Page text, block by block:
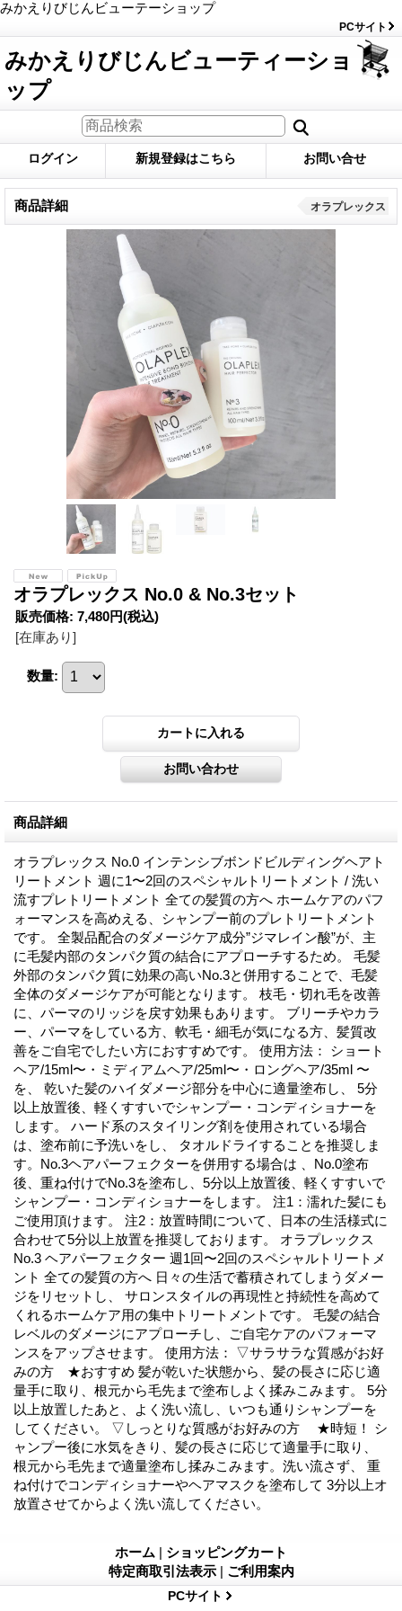
みかえりびじんビューテーショップ
PCサイト
みかえりびじんビューティーショ
ップ
ログイン 新規登録はこちら お問い合せ
商品詳細 オラプレックス
オラプレックス No.0 & No.3セット
販売価格: 7,480円(税込)
[在庫あり]
数量:
商品詳細
オラプレックス No.0 インテンシブボンドビルディングヘアト
リートメント 週に1〜2回のスペシャルトリートメント / 洗い
流すプレトリートメント 全ての髪質の方へ ホームケアのパフ
ォーマンスを高めえる、シャンプー前のプレトリートメント
です。 全製品配合のダメージケア成分”ジマレイン酸”が、主
に毛髪内部のタンパク質の結合にアプローチするため。 毛髪
外部のタンパク質に効果の高いNo.3と併用することで、毛髪
全体のダメージケアが可能となります。 枝毛・切れ毛を改善
に、パーマのリッジを戻す効果もあります。 ブリーチやカラ
ー、パーマをしている方、軟毛・細毛が気になる方、髪質改
善をご自宅でしたい方におすすめです。 使用方法： ショート
ヘア/15ml〜・ミディアムヘア/25ml〜・ロングヘア/35ml 〜
を、 乾いた髪のハイダメージ部分を中心に適量塗布し、 5分
以上放置後、軽くすすいでシャンプー・コンディショナーを
します。 ハード系のスタイリング剤を使用されている場合
は、塗布前に予洗いをし、 タオルドライすることを推奨しま
す。No.3ヘアパーフェクターを併用する場合は 、No.0塗布
後、重ね付けでNo.3を塗布し、5分以上放置後、軽くすすいで
シャンプー・コンディショナーをします。 注1：濡れた髪にも
ご使用頂けます。 注2：放置時間について、日本の生活様式に
合わせて5分以上放置を推奨しております。 オラプレックス
No.3 ヘアパーフェクター 週1回〜2回のスペシャルトリートメ
ント 全ての髪質の方へ 日々の生活で蓄積されてしまうダメー
ジをリセットし、 サロンスタイルの再現性と持続性を高めて
くれるホームケア用の集中トリートメントです。 毛髪の結合
レベルのダメージにアプローチし、ご自宅ケアのパフォーマ
ンスをアップさせます。 使用方法： ▽サラサラな質感がお好
みの方 ★おすすめ 髪が乾いた状態から、髪の長さに応じ適
量手に取り、根元から毛先まで塗布しよく揉みこみます。 5分
以上放置したあと、よく洗い流し、いつも通りシャンプーを
してください。 ▽しっとりな質感がお好みの方 ★時短！ シ
ャンプー後に水気をきり、髪の長さに応じて適量手に取り、
根元から毛先まで適量塗布し揉みこみます。洗い流さず、 重
ね付けでコンディショナーやヘアマスクを塗布して 3分以上オ
放置させてからよく洗い流してください。
ホーム | ショッピングカート
特定商取引法表示 | ご利用案内
PCサイト